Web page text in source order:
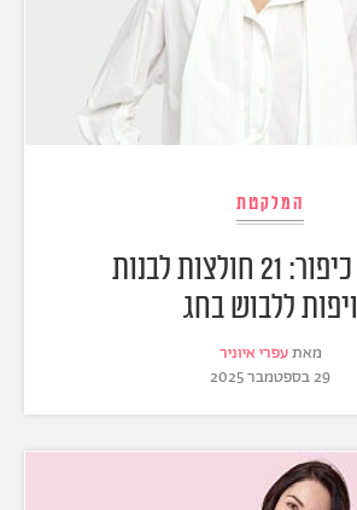
המלקטת
אווירת כיפור: 21 חולצות לבנות
ויפות ללבוש בחג
מאתעפרי איוניר
29 בספטמבר 2025